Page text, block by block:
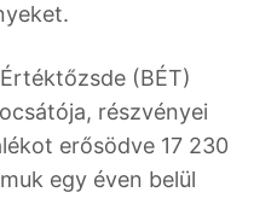
(BÉT)
részvényei
erősödve 17 230
egy éven belül